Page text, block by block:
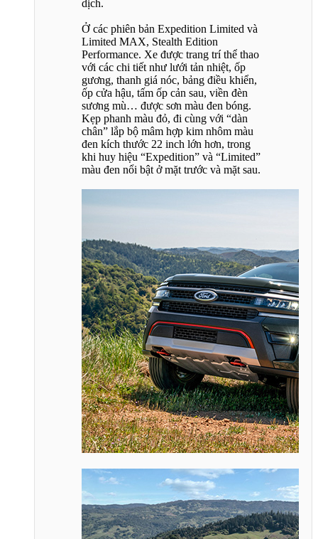
dịch.
Ở các phiên bản Expedition Limited và
Limited MAX, Stealth Edition
Performance. Xe được trang trí thể thao
với các chi tiết như lưới tản nhiệt, ốp
gương, thanh giá nóc, bảng điều khiển,
ốp cửa hậu, tấm ốp cản sau, viền đèn
sương mù… được sơn màu đen bóng.
Kẹp phanh màu đỏ, đi cùng với “dàn
chân” lắp bộ mâm hợp kim nhôm màu
đen kích thước 22 inch lớn hơn, trong
khi huy hiệu “Expedition” và “Limited”
màu đen nổi bật ở mặt trước và mặt sau.